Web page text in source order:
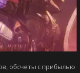
обсчеты с прибылью